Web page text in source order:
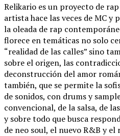
Relikario es un proyecto de
artista hace las veces de MC
la oleada de rap
florece en temáticas no solo
“realidad de las calles” sino
sobre el origen, las
deconstrucción del amor
también, que se permite la
de sonidos, con drums y
convencional, de la salsa, de
y sobre todo que busca
de neo soul, el nuevo R&B y